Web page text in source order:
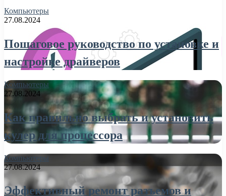
Компьютеры
27.08.2024
Пошаговое руководство по установке и
настройке драйверов
Компьютеры
27.08.2024
Как правильно выбрать и установить
кулер для процессора
Компьютеры
27.08.2024
Эффективный ремонт разъемов и